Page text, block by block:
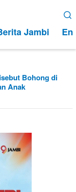
Jambi
Bohong di
Anak